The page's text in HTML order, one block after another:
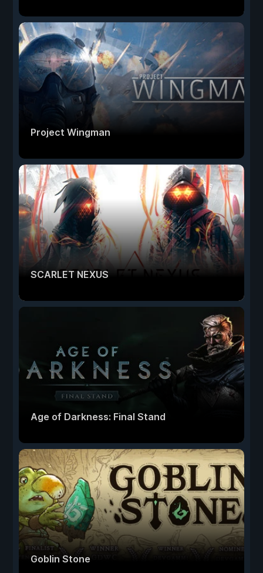
Project Wingman
SCARLET NEXUS
Age of Darkness: Final Stand
Goblin Stone